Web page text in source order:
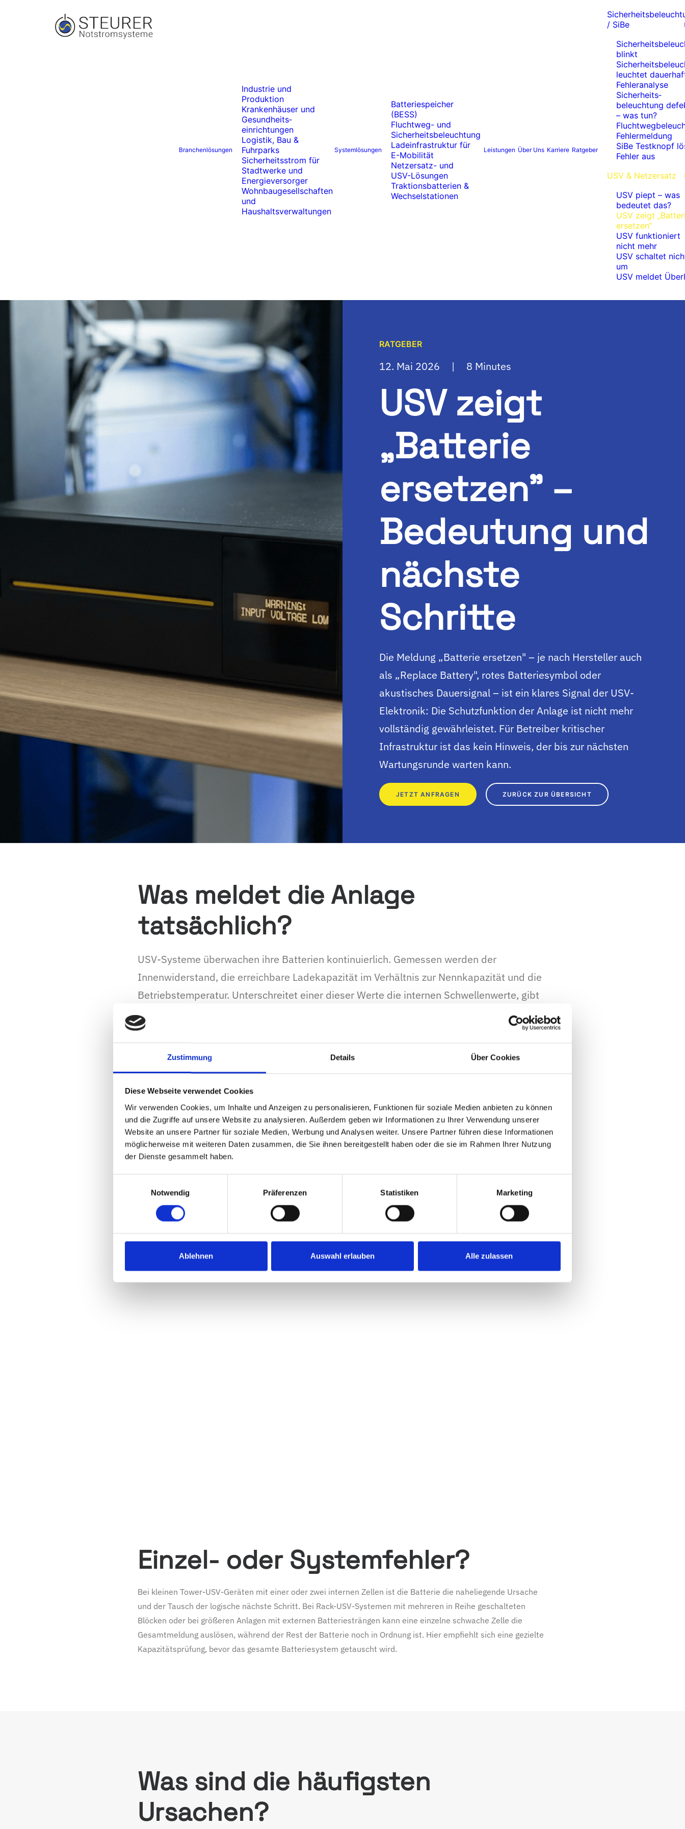
Zustimmung Details Über Cookies
Diese Webseite verwendet Cookies
Wir verwenden Cookies, um Inhalte und Anzeigen zu personalisieren, Funktionen für soziale Medien anbieten zu können
und die Zugriffe auf unsere Website zu analysieren. Außerdem geben wir Informationen zu Ihrer Verwendung unserer
Website an unsere Partner für soziale Medien, Werbung und Analysen weiter. Unsere Partner führen diese Informationen
möglicherweise mit weiteren Daten zusammen, die Sie ihnen bereitgestellt haben oder die sie im Rahmen Ihrer Nutzung
der Dienste gesammelt haben.
Notwendig
Präferenzen Statistiken Marketing
Ablehnen Auswahl erlauben Alle zulassen
Branchenlösungen
Industrie und
Produktion
Krankenhäuser und
Gesundheits­
einrichtungen
Logistik, Bau &
Fuhrparks
Sicherheitsstrom für
Stadtwerke und
Energieversorger
Wohnbaugesellschaften
und
Haushaltsverwaltungen
Systemlösungen
Batteriespeicher
(BESS)
Fluchtweg- und
Sicherheitsbeleuchtung
Ladeinfrastruktur für
E-Mobilität
Netzersatz- und
USV-Lösungen
Traktionsbatterien &
Wechselstationen
Leistungen Über Uns Karriere Ratgeber
/ SiBe
blinkt
leuchtet
Fehleranalyse
Sicherheits­
beleuchtung
– was tun?
Fehlermeldung
SiBe Testknopf
Fehler aus
USV & Netzersatz
USV piept – was
bedeutet das?
USV zeigt
ersetzen“
USV funktioniert
nicht mehr
USV schaltet
um
USV meldet
RATGEBER
12. Mai 2026 | 8 Minutes
USV zeigt
„Batterie
ersetzen" –
Bedeutung und
nächste
Schritte
Die Meldung „Batterie ersetzen" – je nach Hersteller auch
als „Replace Battery", rotes Batteriesymbol oder
akustisches Dauersignal – ist ein klares Signal der USV-
Elektronik: Die Schutzfunktion der Anlage ist nicht mehr
vollständig gewährleistet. Für Betreiber kritischer
Infrastruktur ist das kein Hinweis, der bis zur nächsten
Wartungsrunde warten kann.
JETZT ANFRAGEN ZURÜCK ZUR ÜBERSICHT
Was meldet die Anlage
tatsächlich?
USV-Systeme überwachen ihre Batterien kontinuierlich. Gemessen werden der
Innenwiderstand, die erreichbare Ladekapazität im Verhältnis zur Nennkapazität und die
Betriebstemperatur. Unterschreitet einer dieser Werte die internen Schwellenwerte, gibt
die Anlage die Warnung aus. Einige Geräte ergänzen das durch eine kalendarische
Überwachung: Nach einer definierten Laufzeit – häufig drei oder vier Jahre – erscheint die
Das bedeutet: Die Meldung kann auf einen echten Kapazitätsverlust hinweisen, auf einen
altersbedingten Automatismus oder auf einen Messfehler. Welcher Fall vorliegt, lässt sich
ohne Batterieprüfung nicht zuverlässig sagen.
Einzel- oder Systemfehler?
Bei kleinen Tower-USV-Geräten mit einer oder zwei internen Zellen ist die Batterie die naheliegende Ursache
und der Tausch der logische nächste Schritt. Bei Rack-USV-Systemen mit mehreren in Reihe geschalteten
Blöcken oder bei größeren Anlagen mit externen Batteriesträngen kann eine einzelne schwache Zelle die
Gesamtmeldung auslösen, während der Rest der Batterie noch in Ordnung ist. Hier empfiehlt sich eine gezielte
Kapazitätsprüfung, bevor das gesamte Batteriesystem getauscht wird.
Was sind die häufigsten
Ursachen?